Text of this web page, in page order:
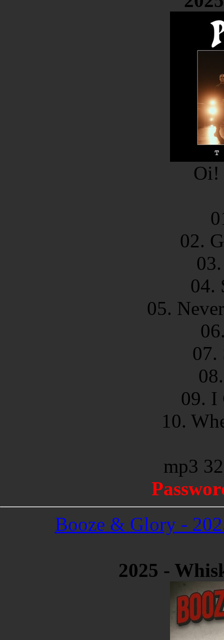
Oi!
02.
04.
05.
07.
09. I
10.
mp3
Booze & Glory -
2025 -